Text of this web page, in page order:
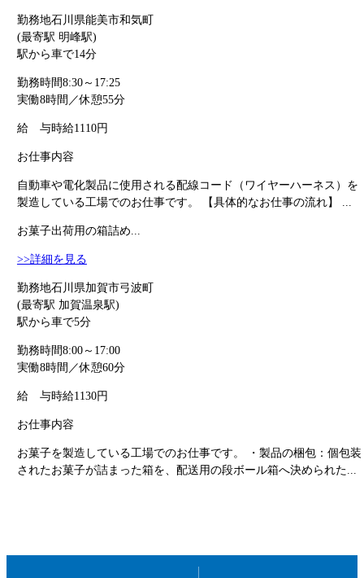
勤務地石川県能美市和気町
(最寄駅 明峰駅)
駅から車で14分
勤務時間8:30～17:25
実働8時間／休憩55分
給 与時給1110円
お仕事内容
自動車や電化製品に使用される配線コード（ワイヤーハーネス）を
製造している工場でのお仕事です。 【具体的なお仕事の流れ】 ...
お菓子出荷用の箱詰め...
>>詳細を見る
勤務地石川県加賀市弓波町
(最寄駅 加賀温泉駅)
駅から車で5分
勤務時間8:00～17:00
実働8時間／休憩60分
給 与時給1130円
お仕事内容
お菓子を製造している工場でのお仕事です。 ・製品の梱包：個包装
されたお菓子が詰まった箱を、配送用の段ボール箱へ決められた...